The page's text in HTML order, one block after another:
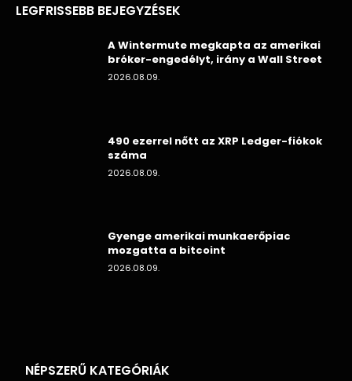
LEGFRISSEBB BEJEGYZÉSEK
A Wintermute megkapta az amerikai
bróker-engedélyt, irány a Wall Street
2026.08.09.
490 ezerrel nőtt az XRP Ledger-fiókok
száma
2026.08.09.
Gyenge amerikai munkaerőpiac
mozgatta a bitcoint
2026.08.09.
NÉPSZERŰ KATEGÓRIÁK